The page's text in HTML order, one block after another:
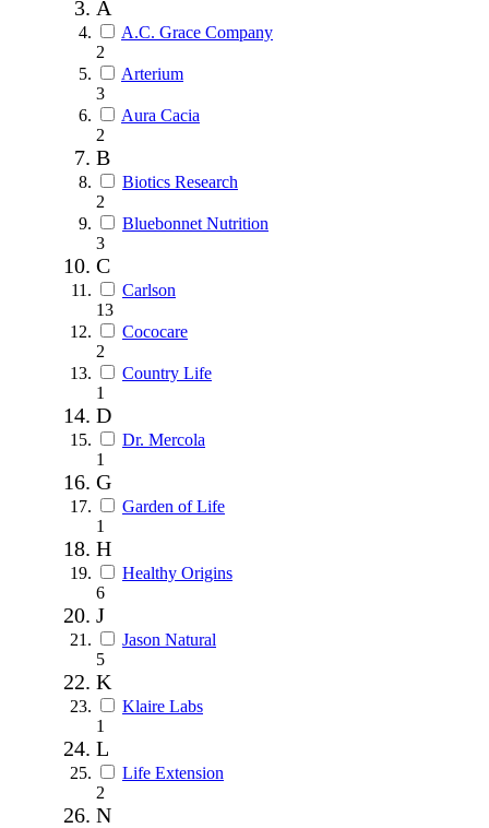
A
A.C. Grace Company
2
Arterium
3
Aura Cacia
2
B
Biotics Research
2
Bluebonnet Nutrition
3
C
Carlson
13
Cococare
2
Country Life
1
D
Dr. Mercola
1
G
Garden of Life
1
H
Healthy Origins
6
J
Jason Natural
5
K
Klaire Labs
1
L
Life Extension
2
N